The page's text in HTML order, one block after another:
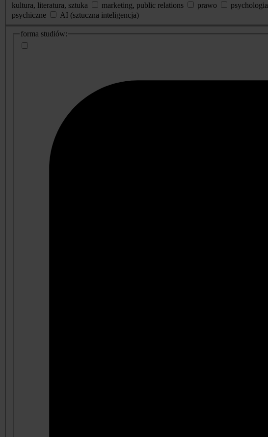
kultura, literatura, sztuka
marketing, public relations prawo psychologia
psychiczne
AI (sztuczna inteligencja)
dodatkowe
informacje
forma studiów: